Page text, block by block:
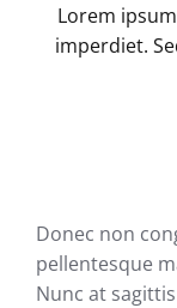
Lorem
imperdiet.
Donec non
pellentesque
Nunc at